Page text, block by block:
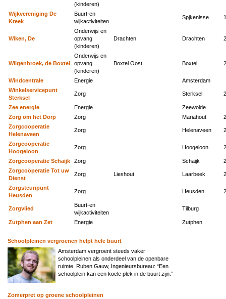
(kinderen)
Wijkvereniging De
Kreek
Buurt-en
wijkactiviteiten
Spjkenisse
Wiken, De
Onderwijs en
opvang
(kinderen)
Drachten Drachten
Wilgenbroek, de Boxtel
Onderwijs en
opvang
(kinderen)
Boxtel Oost Boxtel
Windcentrale Energie
Amsterdam
Winkelservicepunt
Sterksel
Zorg Sterksel
Zee energie Energie
Zeewolde
Zorg om het Dorp
Zorg Mariahout
Zorgcooperatie
Helenaveen
Zorg Helenaveen
Zorgcoöperatie
Hoogeloon
Zorg Hoogeloon
Zorgcoöperatie Schaijk Zorg Schaijk
Zorgcoöperatie Tot uw
Dienst
Zorg Lieshout Laarbeek
Zorgsteunpunt
Heusden
Zorg Heusden
Zorgvlied
Buurt-en
wijkactiviteiten
Tilburg
Zutphen aan Zet Energie Zutphen
Schoolpleinen vergroenen helpt hele buurt
Amsterdam vergroent steeds vaker
schoolpleinen als onderdeel van de openbare
ruimte. Ruben Gauw, Ingenieursbureau: “Een
schoolplein kan een koele plek in de buurt zijn.”
Zomerpret op groene schoolpleinen